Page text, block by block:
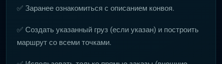
✅ Заранее ознакомиться с описанием конвоя.
✅ Создать указанный груз (если указан) и построить
маршрут со всеми точками.